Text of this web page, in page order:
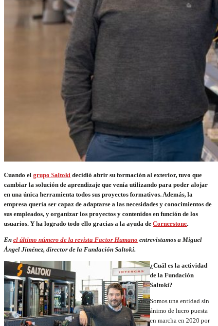
Cuando el grupo Saltoki decidió abrir su formación al exterior, tuvo que
cambiar la solución de aprendizaje que venía utilizando para poder alojar
en una única herramienta todos sus proyectos formativos. Además, la
empresa quería ser capaz de adaptarse a las necesidades y conocimientos de
sus empleados, y organizar los proyectos y contenidos en función de los
usuarios. Y ha logrado todo ello gracias a la ayuda de Cornerstone.
En el último número de la revista Factor Humano entrevistamos a Miguel
Ángel Jiménez, director de la Fundación Saltoki.
¿Cuál es la actividad
de la Fundación
Saltoki?
Somos una entidad sin
ánimo de lucro puesta
en marcha en 2020 por